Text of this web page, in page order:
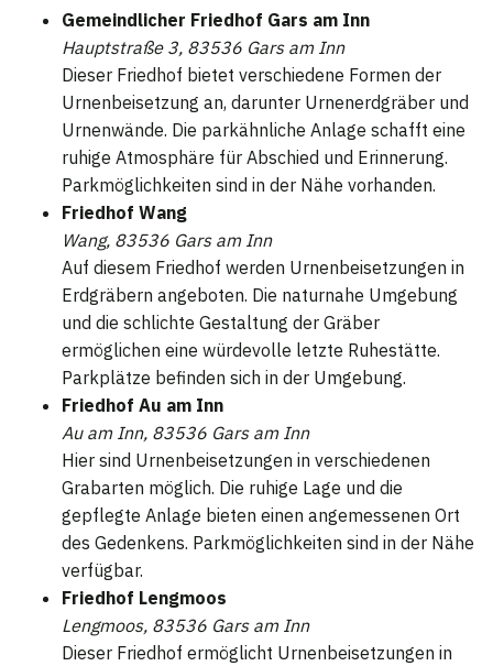
Gemeindlicher Friedhof Gars am Inn
Hauptstraße 3, 83536 Gars am Inn
Dieser Friedhof bietet verschiedene Formen der
Urnenbeisetzung an, darunter Urnenerdgräber und
Urnenwände. Die parkähnliche Anlage schafft eine
ruhige Atmosphäre für Abschied und Erinnerung.
Parkmöglichkeiten sind in der Nähe vorhanden.
Friedhof Wang
Wang, 83536 Gars am Inn
Auf diesem Friedhof werden Urnenbeisetzungen in
Erdgräbern angeboten. Die naturnahe Umgebung
und die schlichte Gestaltung der Gräber
ermöglichen eine würdevolle letzte Ruhestätte.
Parkplätze befinden sich in der Umgebung.
Friedhof Au am Inn
Au am Inn, 83536 Gars am Inn
Hier sind Urnenbeisetzungen in verschiedenen
Grabarten möglich. Die ruhige Lage und die
gepflegte Anlage bieten einen angemessenen Ort
des Gedenkens. Parkmöglichkeiten sind in der Nähe
verfügbar.
Friedhof Lengmoos
Lengmoos, 83536 Gars am Inn
Dieser Friedhof ermöglicht Urnenbeisetzungen in